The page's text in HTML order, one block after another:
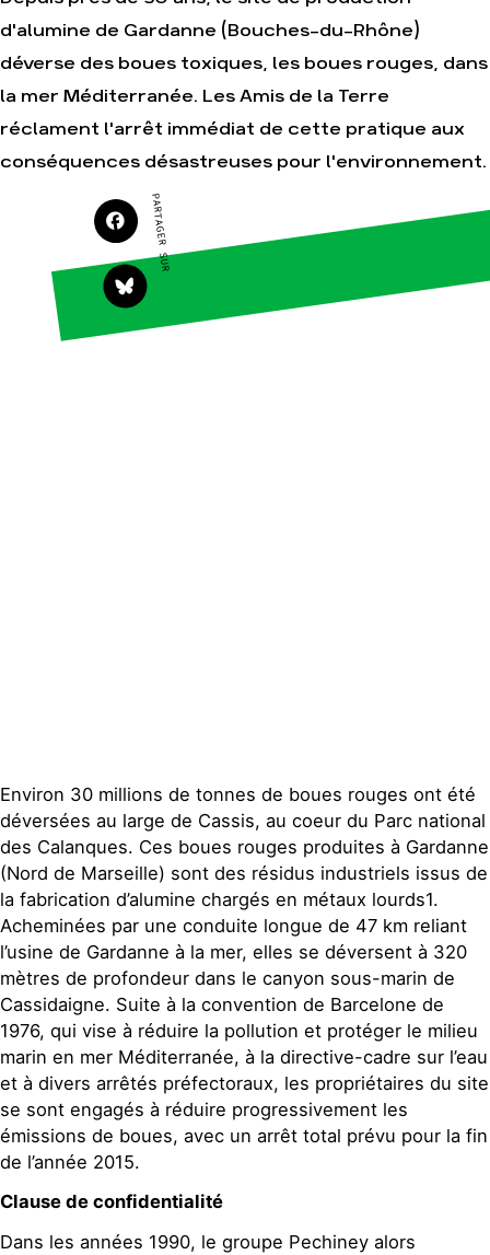
Agir
terrain
Soutenir les
campagnes
Transmettre tout ou
partie de son
patrimoine
Télécharger
gratuitement les
Nos
thématiques
Climat – Énergie
Surproduction
Finance
d'alumine de Gardanne (Bouches-du-Rhône)
déverse des boues toxiques, les boues rouges, dans
la mer Méditerranée. Les Amis de la Terre
réclament l'arrêt immédiat de cette pratique aux
conséquences désastreuses pour l'environnement.
PARTAGER SUR
Environ 30 millions de tonnes de boues rouges ont été
déversées au large de Cassis, au coeur du Parc national
des Calanques. Ces boues rouges produites à Gardanne
(Nord de Marseille) sont des résidus industriels issus de
la fabrication d’alumine chargés en métaux lourds1.
Acheminées par une conduite longue de 47 km reliant
l’usine de Gardanne à la mer, elles se déversent à 320
mètres de profondeur dans le canyon sous-marin de
Cassidaigne. Suite à la convention de Barcelone de
1976, qui vise à réduire la pollution et protéger le milieu
marin en mer Méditerranée, à la directive-cadre sur l’eau
et à divers arrêtés préfectoraux, les propriétaires du site
se sont engagés à réduire progressivement les
émissions de boues, avec un arrêt total prévu pour la fin
de l’année 2015.
Clause de confidentialité
Dans les années 1990, le groupe Pechiney alors